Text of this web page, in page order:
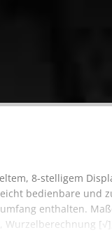
8-stelligem
bedienbare und
enthalten.